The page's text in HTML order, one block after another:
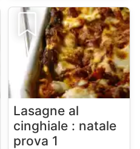
Lasagne al
cinghiale : natale
prova 1